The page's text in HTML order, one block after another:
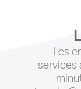
Les entreprises proposant des biens ou
services